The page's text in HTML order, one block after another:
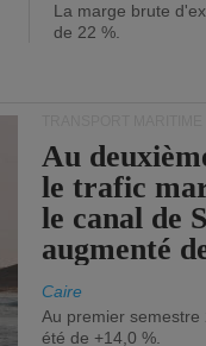
La marge brute
de 22 %.
Au
le trafic
le canal de
augmenté
Caire
Au premier
été de +14,0 %.